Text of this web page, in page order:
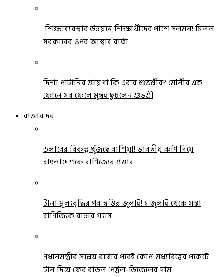
শিক্ষাব্যবস্থার উন্নয়নে শিক্ষার্থীদের পাশে সলমন! মিলল
সরকারের ওপর আস্থার বার্তা
দিশা পাটানির জায়গা কি এবার শুভশ্রীর? মৌনীর এক
ফোনে সব ফেলে মুম্বই ছুটলেন শুভশ্রী
বাজার দর
ডলারের বিকল্প খুঁজছে রাশিয়া! ভারতীয় রুপি দিয়ে
বাংলাদেশকে বাণিজ্যের প্রস্তাব
টানা মূল্যবৃদ্ধির পর স্বস্তির জুলাই! ১ জুলাই থেকে সস্তা
বাণিজ্যিক রান্নার গ্যাস
প্রধানমন্ত্রীর সাশ্রয় বার্তার পরেই কোপ! মধ্যবিত্তের পকেটে
টান দিয়ে ফের বাড়ল পেট্রল-ডিজেলের দাম